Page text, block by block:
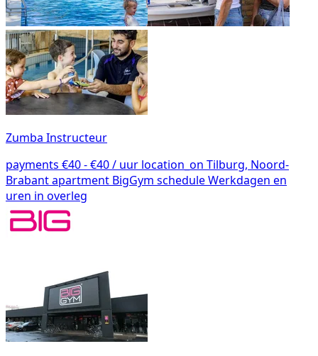
Zumba Instructeur
payments €40 - €40 / uur location_on Tilburg, Noord-
Brabantapartment BigGym scheduleWerkdagen en
uren in overleg